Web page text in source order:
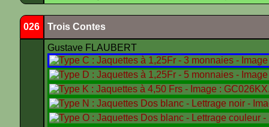
026 Trois Contes
Gustave FLAUBERT